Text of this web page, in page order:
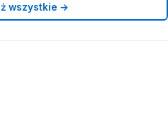
wszystkie →